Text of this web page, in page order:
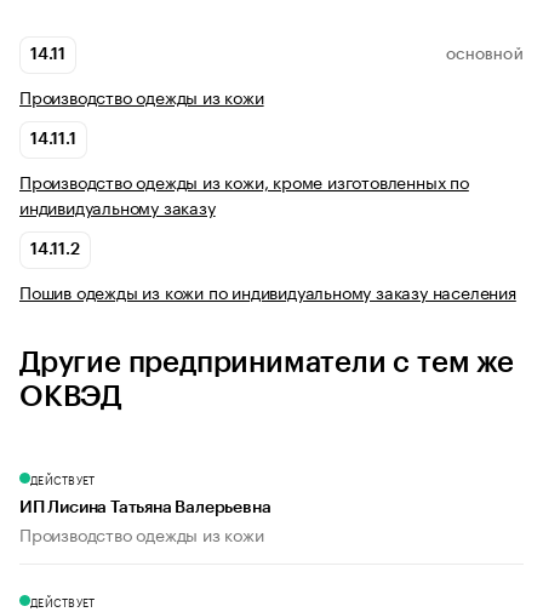
14.11 ОСНОВНОЙ
Производство одежды из кожи
14.11.1
Производство одежды из кожи, кроме изготовленных по
индивидуальному заказу
14.11.2
Пошив одежды из кожи по индивидуальному заказу населения
Другие предприниматели с тем же
ОКВЭД
ДЕЙСТВУЕТ
ИП Лисина Татьяна Валерьевна
Производство одежды из кожи
ДЕЙСТВУЕТ